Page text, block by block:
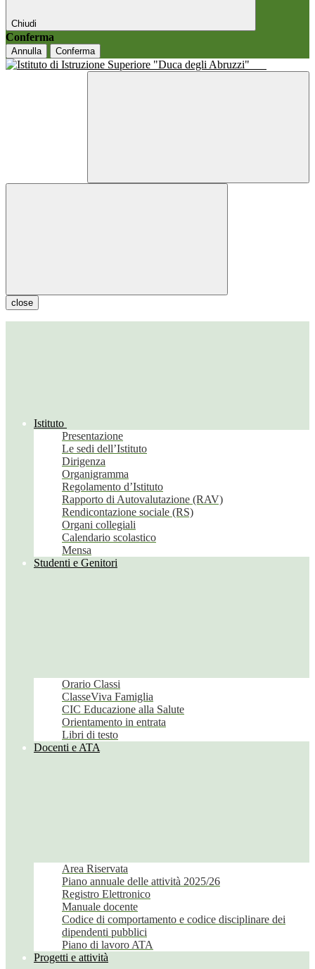
Chiudi
Conferma
Annulla Conferma
close
Istituto
Presentazione
Le sedi dell’Istituto
Dirigenza
Organigramma
Regolamento d’Istituto
Rapporto di Autovalutazione (RAV)
Rendicontazione sociale (RS)
Organi collegiali
Calendario scolastico
Mensa
Studenti e Genitori
Orario Classi
ClasseViva Famiglia
CIC Educazione alla Salute
Orientamento in entrata
Libri di testo
Docenti e ATA
Area Riservata
Piano annuale delle attività 2025/26
Registro Elettronico
Manuale docente
Codice di comportamento e codice disciplinare dei
dipendenti pubblici
Piano di lavoro ATA
Progetti e attività